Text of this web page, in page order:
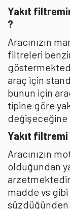
Yakıt
?
Aracınızın
filtreleri
araç için
bunun için
tipine göre
değişeceğine
Yakıt
Aracınızın
olduğundan
madde vs
süzdüğünden